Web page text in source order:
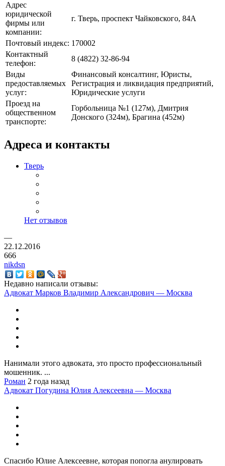
Адрес
юридической
фирмы или
компании:
г. Тверь, проспект Чайковского, 84А
Почтовый индекс: 170002
Контактный
телефон:
8 (4822) 32-86-94
Виды
предоставляемых
услуг:
Финансовый консалтинг, Юристы,
Регистрация и ликвидация предприятий,
Юридические услуги
Проезд на
общественном
транспорте:
Горбольница №1 (127м), Дмитрия
Донского (324м), Брагина (452м)
Адреса и контакты
Тверь
Нет отзывов
—
22.12.2016
666
nikdsn
Недавно написали отзывы:
Адвокат Марков Владимир Александрович — Москва
Нанимали этого адвоката, это просто профессиональный
мошенник. ...
Роман 2 года назад
Адвокат Погудина Юлия Алексеевна — Москва
Спасибо Юлие Алексеевне, которая попогла анулировать